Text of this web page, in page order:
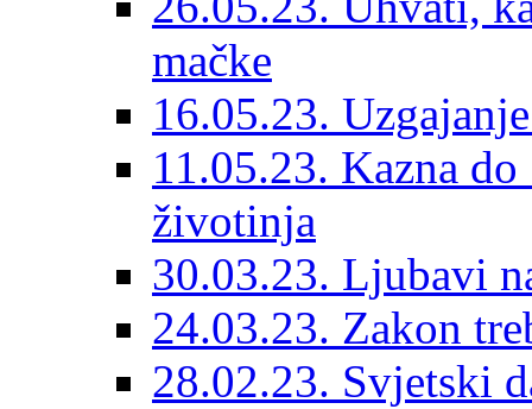
mačke
16.05.23.
11.05.23. Kazna
životinja
30.03.23. Ljubavi
24.03.23. Zakon
28.02.23. Svjetski